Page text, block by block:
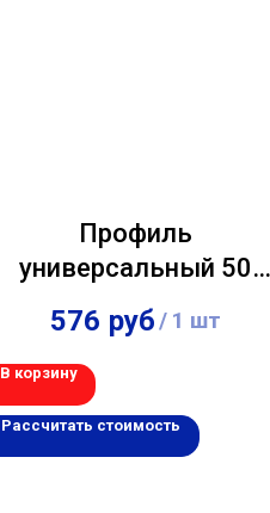
Профиль
универсальный 50
Альта-Профиль "Альта-
Борд" Светло-
коричневый 3,00м
576 руб/ 1 шт
В корзину
Рассчитать стоимость